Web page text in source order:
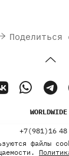
Поделиться
WORLDWIDE
+7(981)16 48
файлы